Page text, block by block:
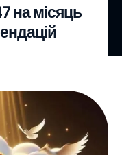
на місяць